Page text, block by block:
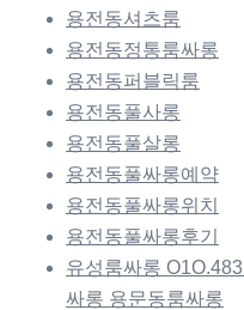
용전동셔츠룸
용전동정통룸싸롱
용전동퍼블릭룸
용전동풀사롱
용전동풀살롱
용전동풀싸롱예약
용전동풀싸롱위치
용전동풀싸롱후기
유성룸싸롱
싸롱 용문동룸싸롱